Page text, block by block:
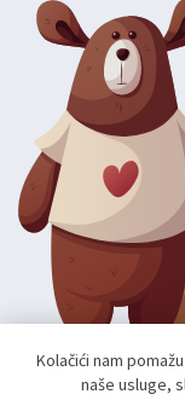
Kolačići nam
naše usluge,